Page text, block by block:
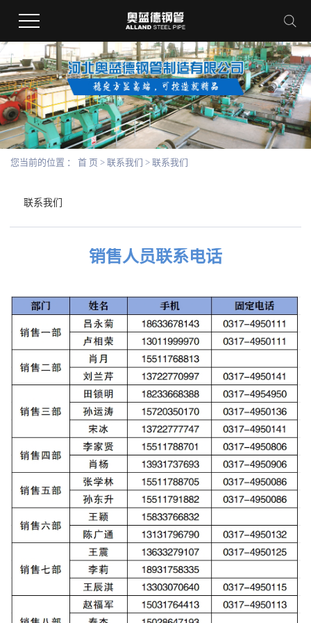
您当前的位置 ： 首 页 > 联系我们 > 联系我们
联系我们
销售人员联系电话